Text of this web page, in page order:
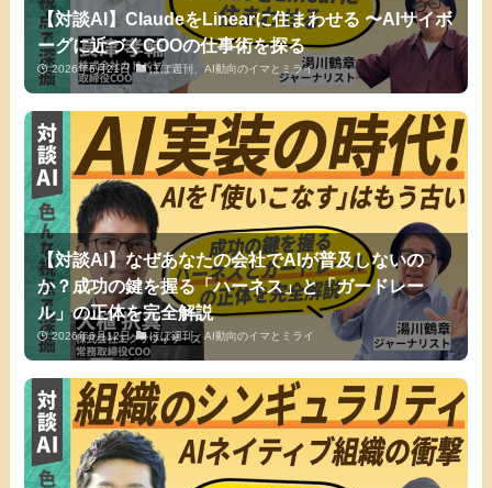
【対談AI】ClaudeをLinearに住まわせる 〜AIサイボ
ーグに近づくCOOの仕事術を探る
2026年6月21日 ほぼ週刊、AI動向のイマとミライ
【対談AI】なぜあなたの会社でAIが普及しないの
か？成功の鍵を握る「ハーネス」と「ガードレー
ル」の正体を完全解説
2026年6月12日 ほぼ週刊、AI動向のイマとミライ